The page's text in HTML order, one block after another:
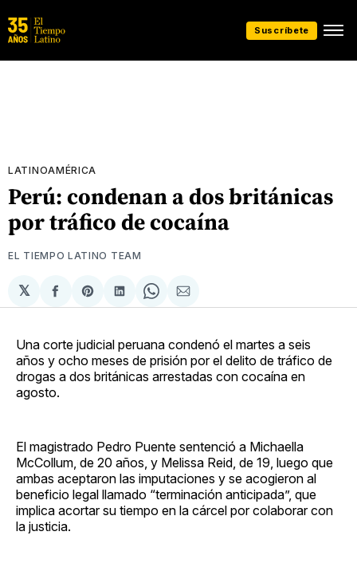
Suscríbete
LATINOAMÉRICA
Perú: condenan a dos británicas
por tráfico de cocaína
EL TIEMPO LATINO TEAM
𝕏
Compartir
en
Share
on
Compartir
en
Share
on
Compartir
via
Una corte judicial peruana condenó el martes a seis
años y ocho meses de prisión por el delito de tráfico de
drogas a dos británicas arrestadas con cocaína en
agosto.
El magistrado Pedro Puente sentenció a Michaella
McCollum, de 20 años, y Melissa Reid, de 19, luego que
ambas aceptaron las imputaciones y se acogieron al
beneficio legal llamado “terminación anticipada”, que
implica acortar su tiempo en la cárcel por colaborar con
la justicia.